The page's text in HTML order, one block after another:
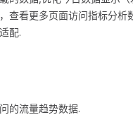
查看更多页面访问指标分析
配.
的流量趋势数据.